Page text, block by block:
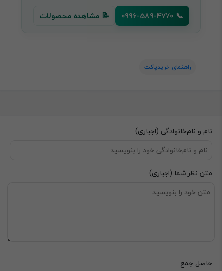
📞 0996-589-4770
📝 مشاهده محصولات
راهنمای خریدپاکت
نام و نام‌خانوادگی (اجباری)
متن نظر شما (اجباری)
حاصل جمع